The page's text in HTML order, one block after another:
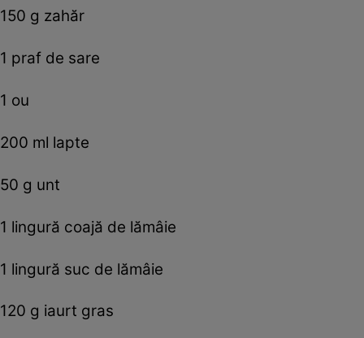
150 g zahăr
1 praf de sare
1 ou
200 ml lapte
50 g unt
1 lingură coajă de lămâie
1 lingură suc de lămâie
120 g iaurt gras